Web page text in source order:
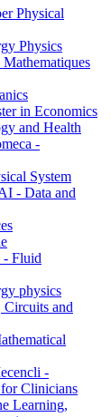
Physical
Physics
in Economics
and Health
-
System
- Data and
Fluid
physics
and
-
Clinicians
Learning,